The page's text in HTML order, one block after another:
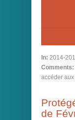
In: 2014-
Comments:
accéder
de